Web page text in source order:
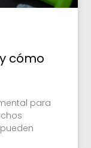
cómo
para